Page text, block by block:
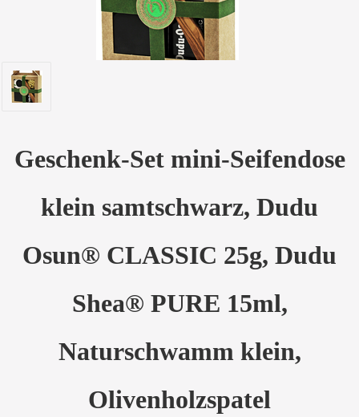
Geschenk-Set mini-Seifendose
klein samtschwarz, Dudu
Osun® CLASSIC 25g, Dudu
Shea® PURE 15ml,
Naturschwamm klein,
Olivenholzspatel